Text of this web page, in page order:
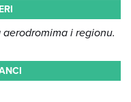
i regionu.